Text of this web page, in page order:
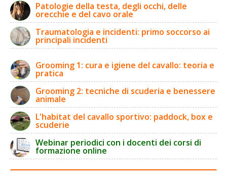
Patologie della testa, degli occhi, delle
orecchie e del cavo orale
Traumatologia e incidenti: primo soccorso ai
principali incidenti
Grooming 1: cura e igiene del cavallo: teoria e
pratica
Grooming 2: tecniche di scuderia e benessere
animale
L'habitat del cavallo sportivo: paddock, box e
scuderie
Webinar periodici con i docenti dei corsi di
formazione online